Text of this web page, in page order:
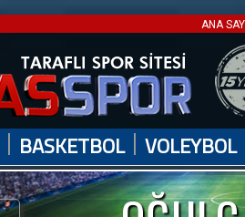
ANA
| BASKETBOL | VOLEYBOL